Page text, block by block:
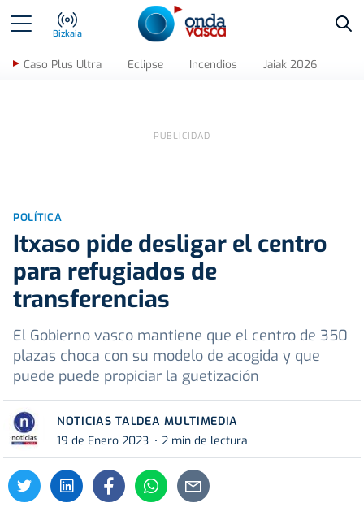
Bizkaia
Caso Plus Ultra Eclipse Incendios Jaiak 2026
POLÍTICA
Itxaso pide desligar el centro
para refugiados de
transferencias
El Gobierno vasco mantiene que el centro de 350
plazas choca con su modelo de acogida y que
puede puede propiciar la guetización
NOTICIAS TALDEA MULTIMEDIA
19 de Enero 2023
2 min de lectura